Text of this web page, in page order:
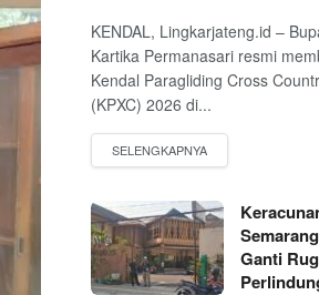
KENDAL, Lingkarjateng.id –
Kartika Permanasari resmi
Kendal Paragliding Cross
(KPXC) 2026 di...
Ganti